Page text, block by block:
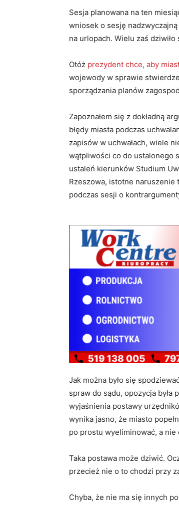
Sesja planowana na ten
wniosek o sesję nadzwyczajną
na urlopach. Wielu zaś
Otóż prezydent chce, aby
wojewody w sprawie
sporządzania planów
Zapoznałem się z dokładną
błędy miasta podczas
zapisów w uchwałach, wiele
wątpliwości co do ustalonego
ustaleń kierunków Studium
Rzeszowa, istotne naruszenie
podczas sesji o
Jak można było się
spraw do sądu, opozycja była
wyjaśnienia postawy
wynika jasno, że miasto
po prostu wyeliminować, a nie
Taka postawa może dziwić.
przecież nie o to chodzi przy
Chyba, że nie ma się innych